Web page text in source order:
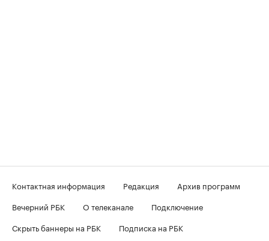
Контактная информация Редакция
Архив программ
Вечерний РБК
О телеканале
Подключение
Скрыть баннеры на РБК
Подписка на РБК